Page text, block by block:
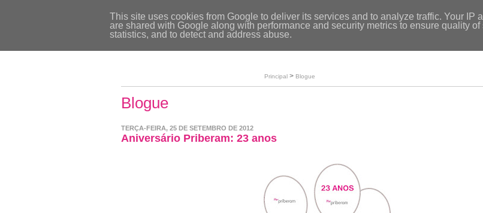
Início
Loja
Principal > Blogue
Blogue
TERÇA-FEIRA, 25 DE SETEMBRO DE 2012
Aniversário Priberam: 23 anos
This site uses cookies from Google to deliver its services and to analyze traffic. Your IP
are shared with Google along with performance and security metrics to ensure quality
statistics, and to detect and address abuse.